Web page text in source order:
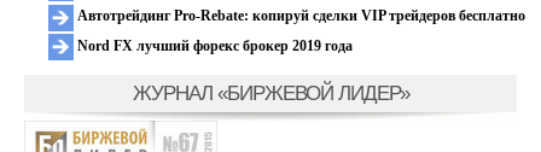
Автотрейдинг Pro-Rebate: копируй сделки VIP трейдеров бесплатно
Nord FX лучший форекс брокер 2019 года
ЖУРНАЛ «БИРЖЕВОЙ ЛИДЕР»